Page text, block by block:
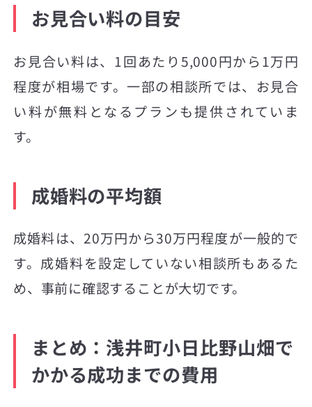
お見合い料の目安
お見合い料は、1回あたり5,000円から1万円
程度が相場です。一部の相談所では、お見合
い料が無料となるプランも提供されていま
す。
成婚料の平均額
成婚料は、20万円から30万円程度が一般的で
す。成婚料を設定していない相談所もあるた
め、事前に確認することが大切です。
まとめ：浅井町小日比野山畑で
かかる成功までの費用